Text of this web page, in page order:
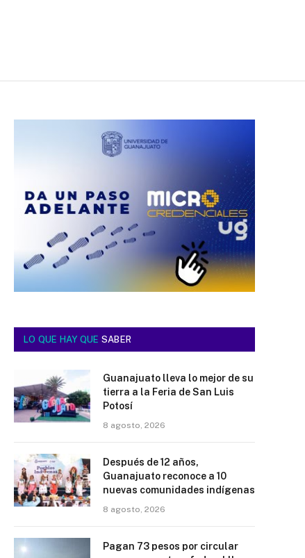
LO QUE HAY QUE SABER
Guanajuato lleva lo mejor de su
tierra a la Feria de San Luis
Potosí
8 agosto, 2026
Después de 12 años,
Guanajuato reconoce a 10
nuevas comunidades indígenas
8 agosto, 2026
Pagan 73 pesos por circular